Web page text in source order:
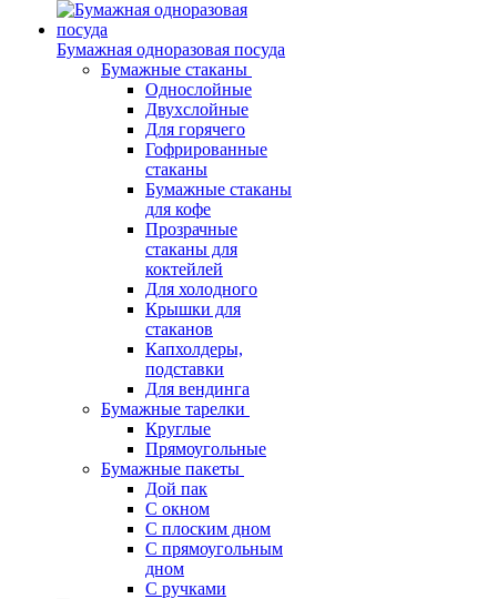
Бумажная одноразовая посуда
Бумажные стаканы
Однослойные
Двухслойные
Для горячего
Гофрированные
стаканы
Бумажные стаканы
для кофе
Прозрачные
стаканы для
коктейлей
Для холодного
Крышки для
стаканов
Капхолдеры,
подставки
Для вендинга
Бумажные тарелки
Круглые
Прямоугольные
Бумажные пакеты
Дой пак
С окном
С плоским дном
С прямоугольным
дном
С ручками